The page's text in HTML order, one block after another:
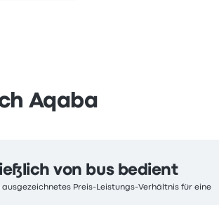
Aqaba
von bus bedient
Preis-Leistungs-Verhältnis für eine